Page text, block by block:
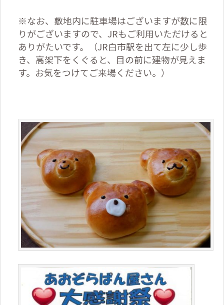
※なお、敷地内に駐車場はございますが数に限
りがございますので、JRもご利用いただけると
ありがたいです。（JR白市駅を出て左に少し歩
き、高架下をくぐると、目の前に建物が見えま
す。お気をつけてご来場ください。）